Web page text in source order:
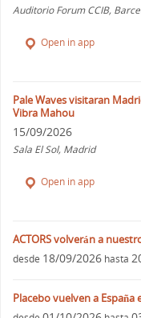
Auditorio Forum CCIB,
Open in app
Pale Waves visitaran
Vibra Mahou
15/09/2026
Sala El Sol, Madrid
Open in app
ACTORS volverán a
desde 18/09/2026 hasta
Placebo vuelven a